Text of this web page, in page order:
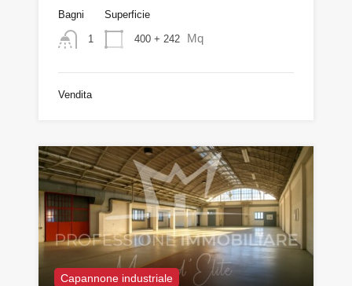
Bagni
1
Superficie
400 + 242 Mq
Vendita
Capannone industriale